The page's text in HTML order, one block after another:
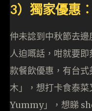
3）獨家優惠
仲未諗到中秋節去
人迫嘅話，咁就要
款餐飲優惠，有台
木」，想打卡食泰
Yummy」，想睇